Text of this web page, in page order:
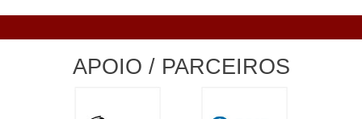
APOIO / PARCEIROS